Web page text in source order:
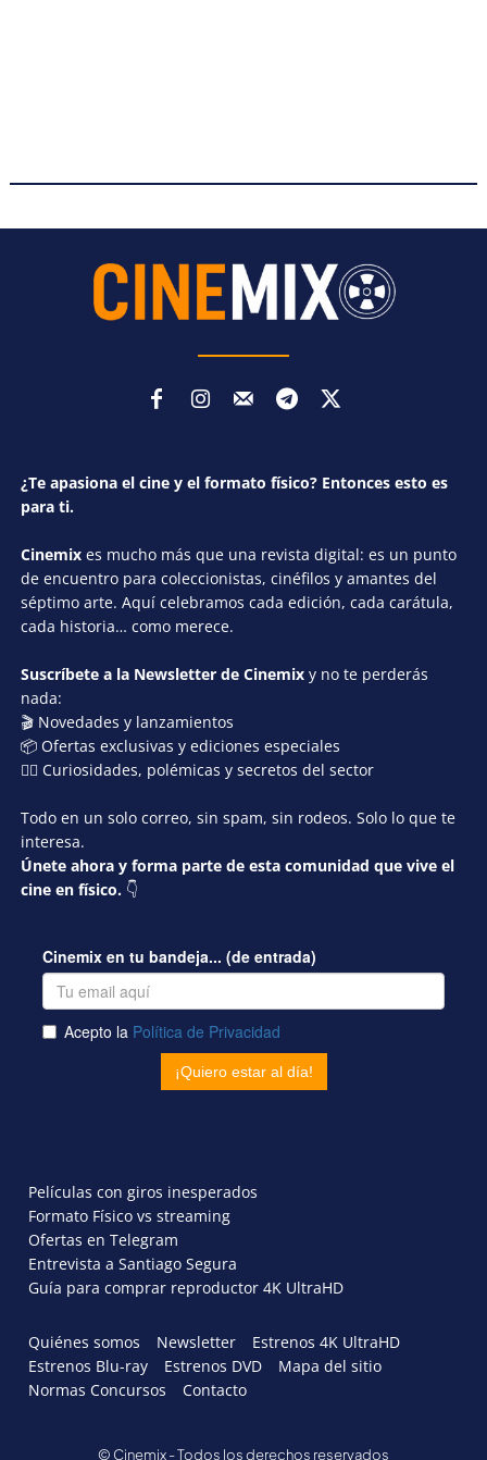
¿Te apasiona el cine y el formato físico? Entonces esto es
para ti.
Cinemix es mucho más que una revista digital: es un punto
de encuentro para coleccionistas, cinéfilos y amantes del
séptimo arte. Aquí celebramos cada edición, cada carátula,
cada historia… como merece.
Suscríbete a la Newsletter de Cinemix y no te perderás
nada:
🎬 Novedades y lanzamientos
📦 Ofertas exclusivas y ediciones especiales
🕵️‍♂️ Curiosidades, polémicas y secretos del sector
Todo en un solo correo, sin spam, sin rodeos. Solo lo que te
interesa.
Únete ahora y forma parte de esta comunidad que vive el
cine en físico. 👇
Películas con giros inesperados
Formato Físico vs streaming
Ofertas en Telegram
Entrevista a Santiago Segura
Guía para comprar reproductor 4K UltraHD
Quiénes somos Newsletter
Estrenos 4K UltraHD
Estrenos Blu-ray
Estrenos DVD
Mapa del sitio
Normas Concursos
Contacto
© Cinemix - Todos los derechos reservados